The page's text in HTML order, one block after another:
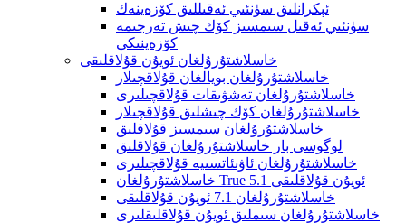
ئېكرانلىق سۈنئىي ئەقىللىق كۆزەينەك
سۈنئىي ئەقىل سىمسىز كۆك چىش تەرجىمە
كۆزەينىكى
خاسلاشتۇرۇلغان ئويۇن قۇلاقلىقى
خاسلاشتۇرۇلغان بويالغان قۇلاقچىلار
خاسلاشتۇرۇلغان تەشۋىقات قۇلاقچىلىرى
خاسلاشتۇرۇلغان كۆك چىشلىق قۇلاقچىلار
خاسلاشتۇرۇلغان سىمسىز قۇلاقلىق
لوگوسى بار خاسلاشتۇرۇلغان قۇلاقلىق
خاسلاشتۇرۇلغان ئاۋىئاتسىيە قۇلاقچىلىرى
خاسلاشتۇرۇلغان True 5.1 ئويۇن قۇلاقلىقى
خاسلاشتۇرۇلغان 7.1 ئويۇن قۇلاقلىقى
خاسلاشتۇرۇلغان سىملىق ئويۇن قۇلاقلىقلىرى